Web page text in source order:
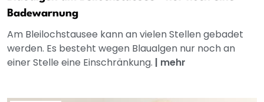
Badewarnung
Am Bleilochstausee kann an vielen Stellen gebadet
werden. Es besteht wegen Blaualgen nur noch an
einer Stelle eine Einschränkung. | mehr